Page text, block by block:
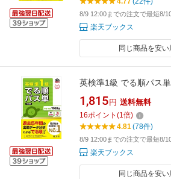
8/9 12:00までの注文で最短8/
楽天ブックス
同じ商品を安
英検準1級 でる順パス
1,815 円 送料無料
16ポイント (1倍)
4.81(78件)
8/9 12:00までの注文で最短8/
楽天ブックス
同じ商品を安